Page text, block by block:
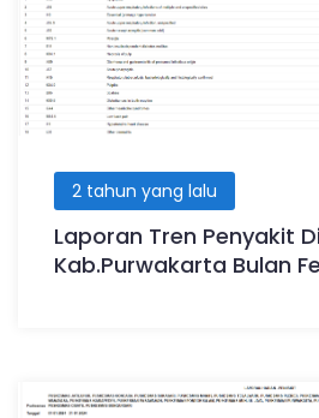
2 tahun yang lalu
Laporan Tren Penyakit
Kab.Purwakarta Bulan